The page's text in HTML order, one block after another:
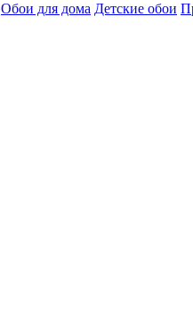
Обои для дома Детские обои